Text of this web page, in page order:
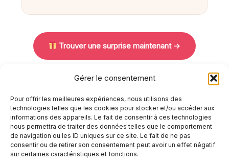
Gérer le consentement
Pour offrir les meilleures expériences, nous utilisons des
technologies telles que les cookies pour stocker et/ou accéder aux
informations des appareils. Le fait de consentir à ces technologies
nous permettra de traiter des données telles que le comportement
de navigation ou les ID uniques sur ce site. Le fait de ne pas
consentir ou de retirer son consentement peut avoir un effet négatif
sur certaines caractéristiques et fonctions.
Trouver une surprise maintenant →
Mentions légales
Politique de confidentialité
Politique de cookies (UE)